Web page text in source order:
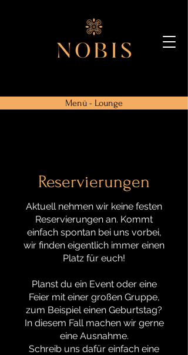
Menü - Lounge
Reservierungen
Aktuell nehmen wir keine festen
Reservierungen an. Kommt
einfach spontan bei uns vorbei,
wir finden eigentlich immer einen
Platz für euch!
Planst du ein Event oder eine
Feier mit einer großen Gruppe,
zum Beispiel einen Geburtstag?
In diesem Fall machen wir gerne
eine Ausnahme.
Schreib uns dafür einfach eine